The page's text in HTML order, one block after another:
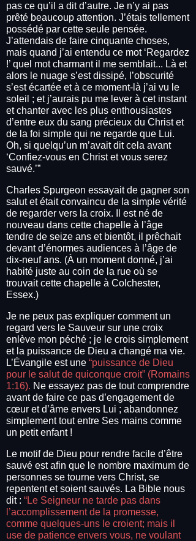
pas ce qu’il a dit d’autre. Je n’y ai pas
prêté beaucoup attention. J’étais tellement
possédé par cette seule pensée.
J’attendais de faire cinquante choses,
mais quand j’ai entendu ce mot ‘Regardez
!’ quel mot charmant il me semblait... Là et
alors le nuage s’est dissipé, l’obscurité
s’est écartée et à ce moment-là j’ai vu le
soleil ; et j’aurais pu me lever à cet instant
et chanter avec les plus enthousiastes
d’entre eux du sang précieux du Christ et
de la foi simple qui ne regarde que Lui.
Oh, si quelqu’un m’avait dit cela avant
‘Confiez-vous en Christ et vous serez
sauvé.’”
Charles Spurgeon essayait de gagner son
salut et était convaincu de la simple vérité
de regarder vers la croix. Il est né de
nouveau dans cette chapelle à l’âge
tendre de seize ans et bientôt, il prêchait
devant d’énormes audiences à l’âge de
dix-neuf ans. (À un moment donné, j’ai
habité juste au coin de la rue où se
trouvait cette chapelle à Colchester,
Essex.)
Je ne peux pas expliquer comment un
regard vers le Sauveur sur une croix
enlève mon péché ; je le crois simplement
et la puissance de Dieu a changé ma vie.
L’Évangile est une “puissance de Dieu
pour le salut de quiconque croit” (Romains
1:16). Ne essayez pas de tout comprendre
avant de faire ce pas d’engagement de
cœur et d’âme envers Lui ; abandonnez
simplement tout entre Ses mains comme
un petit enfant !
Le motif de Dieu pour rendre facile d’être
sauvé est afin que le nombre maximum de
personnes se tourne vers Christ, se
repentent et soient sauvés. La Bible nous
dit : “Le Seigneur ne tarde pas dans
l’accomplissement de la promesse,
comme quelques-uns le croient; mais il
use de patience envers vous, ne voulant